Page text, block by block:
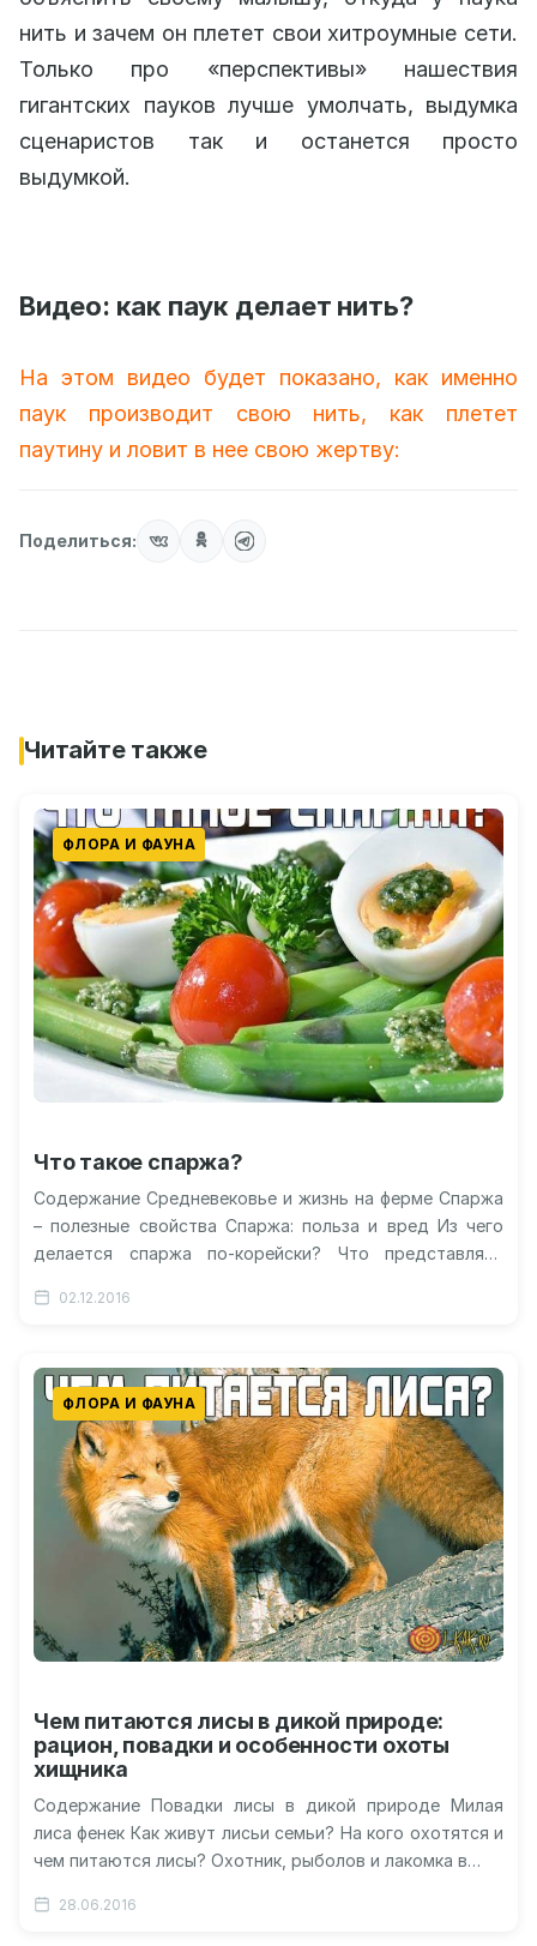
нить и зачем он плетет свои хитроумные сети.
Только про «перспективы» нашествия
гигантских пауков лучше умолчать, выдумка
сценаристов так и останется просто
выдумкой.
Видео: как паук делает нить?
На этом видео будет показано, как именно
паук производит свою нить, как плетет
паутину и ловит в нее свою жертву:
Поделиться:
Читайте также
ФЛОРА И ФАУНА
Что такое спаржа?
Содержание Средневековье и жизнь на ферме Спаржа
– полезные свойства Спаржа: польза и вред Из чего
делается спаржа по-корейски? Что представляет
02.12.2016
ФЛОРА И ФАУНА
Чем питаются лисы в дикой природе:
рацион, повадки и особенности охоты
хищника
Содержание Повадки лисы в дикой природе Милая
лиса фенек Как живут лисьи семьи? На кого охотятся и
чем питаются лисы? Охотник, рыболов и лакомка в…
28.06.2016